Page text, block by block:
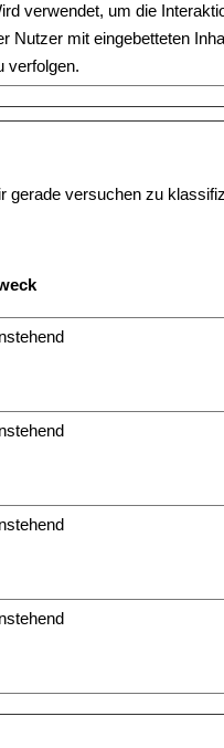
verwendet, um die
Nutzer mit eingebetteten
verfolgen.
versuchen zu